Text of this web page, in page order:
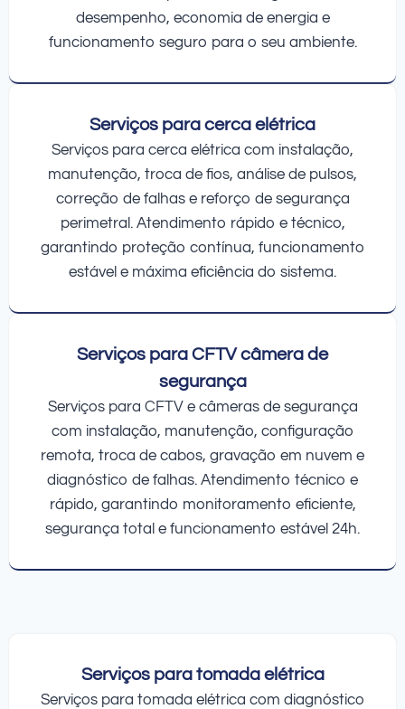
desempenho, economia de energia e
funcionamento seguro para o seu ambiente.
Serviços para cerca elétrica
Serviços para cerca elétrica com instalação,
manutenção, troca de fios, análise de pulsos,
correção de falhas e reforço de segurança
perimetral. Atendimento rápido e técnico,
garantindo proteção contínua, funcionamento
estável e máxima eficiência do sistema.
Serviços para CFTV câmera de
segurança
Serviços para CFTV e câmeras de segurança
com instalação, manutenção, configuração
remota, troca de cabos, gravação em nuvem e
diagnóstico de falhas. Atendimento técnico e
rápido, garantindo monitoramento eficiente,
segurança total e funcionamento estável 24h.
Serviços para tomada elétrica
Serviços para tomada elétrica com diagnóstico